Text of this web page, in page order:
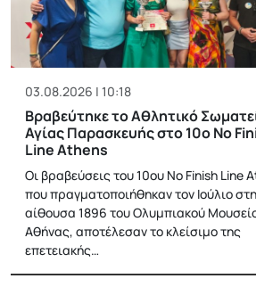
03.08.2026 | 10:18
Βραβεύτηκε το Αθλητικό
Αγίας Παρασκευής στο 10ο No
Line Athens
Οι βραβεύσεις του 10ου No Finish Line
που πραγματοποιήθηκαν τον Ιούλιο
αίθουσα 1896 του Ολυμπιακού
Αθήνας, αποτέλεσαν το κλείσιμο της
επετειακής…